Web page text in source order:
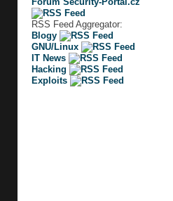
RSS Feed Aggregator:
Blogy
GNU/Linux
IT News
Hacking
Exploits